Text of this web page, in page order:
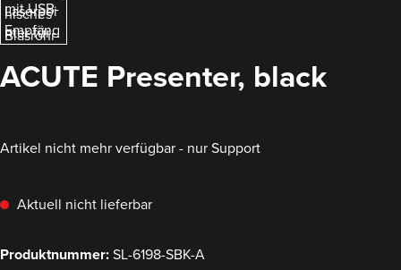
ACUTE Presenter, black
Artikel nicht mehr verfügbar - nur Support
Aktuell nicht lieferbar
Produktnummer:SL-6198-SBK-A